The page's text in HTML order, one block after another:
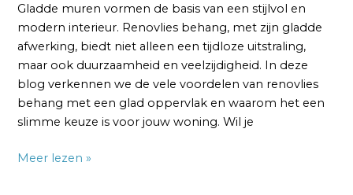
Gladde muren vormen de basis van een stijlvol en
modern interieur. Renovlies behang, met zijn gladde
afwerking, biedt niet alleen een tijdloze uitstraling,
maar ook duurzaamheid en veelzijdigheid. In deze
blog verkennen we de vele voordelen van renovlies
behang met een glad oppervlak en waarom het een
slimme keuze is voor jouw woning. Wil je
Meer lezen »